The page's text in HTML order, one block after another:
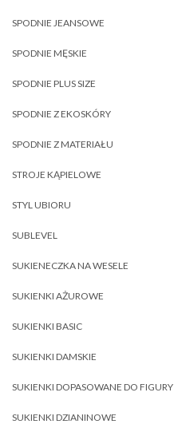
SPODNIE JEANSOWE
SPODNIE MĘSKIE
SPODNIE PLUS SIZE
SPODNIE Z EKOSKÓRY
SPODNIE Z MATERIAŁU
STROJE KĄPIELOWE
STYL UBIORU
SUBLEVEL
SUKIENECZKA NA WESELE
SUKIENKI AŻUROWE
SUKIENKI BASIC
SUKIENKI DAMSKIE
SUKIENKI DOPASOWANE DO FIGURY
SUKIENKI DZIANINOWE